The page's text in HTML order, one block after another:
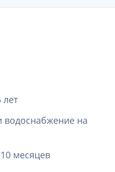
водоснабжение на
месяцев